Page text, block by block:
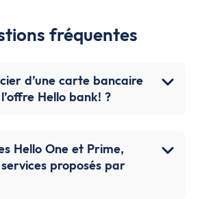
fréquentes
d’une carte bancaire
Hello bank! ?
Hello One et Prime,
proposés par